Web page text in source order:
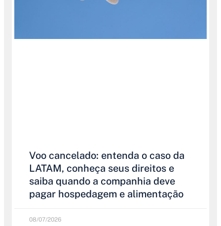
Voo cancelado: entenda o caso da
LATAM, conheça seus direitos e
saiba quando a companhia deve
pagar hospedagem e alimentação
08/07/2026